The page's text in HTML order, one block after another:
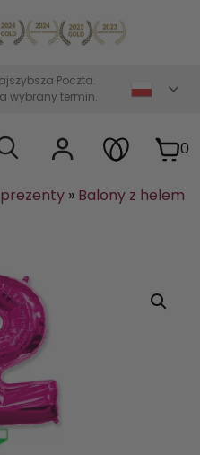
Dostawa
Poczta.
wybrany termin.
0
» Balony z helem